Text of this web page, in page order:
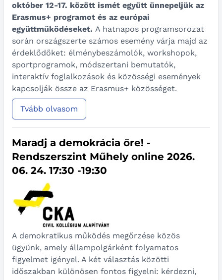
október 12-17. között ismét együtt ünnepeljük az
Erasmus+ programot és az európai
együttműködéseket. A hatnapos programsorozat
során országszerte számos esemény várja majd az
érdeklődőket: élménybeszámolók, workshopok,
sportprogramok, módszertani bemutatók,
interaktív foglalkozások és közösségi események
kapcsolják össze az Erasmus+ közösséget.
Tvább olvasom
Maradj a demokrácia őre! -
Rendszerszint Műhely online 2026.
06. 24. 17:30 -19:30
A demokratikus működés megőrzése közös
ügyünk, amely állampolgárként folyamatos
figyelmet igényel. A két választás közötti
időszakban különösen fontos figyelni: kérdezni,